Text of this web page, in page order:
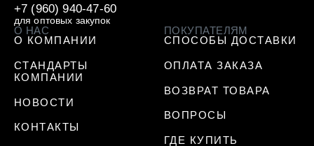
+7 (960) 940-47-60
для оптовых закупок
О НАС
О КОМПАНИИ
СТАНДАРТЫ
КОМПАНИИ
НОВОСТИ
КОНТАКТЫ
ПОКУПАТЕЛЯМ
СПОСОБЫ ДОСТАВКИ
ОПЛАТА ЗАКАЗА
ВОЗВРАТ ТОВАРА
ВОПРОСЫ
ГДЕ КУПИТЬ